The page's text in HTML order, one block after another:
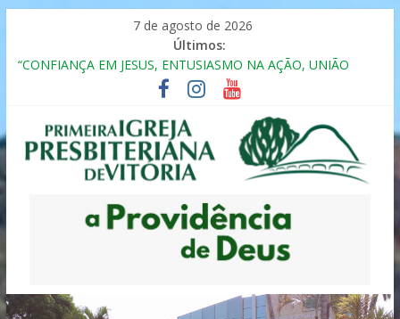
7 de agosto de 2026
Últimos:
“CONFIANÇA EM JESUS, ENTUSIASMO NA AÇÃO, UNIÃO
Seminário da Família 2025
Formação em Inclusão, Ensino e Relacionamento com
Pessoas Atípicas
12º ENCONTRO DE CASAIS
MULHER PRESBITERIANA
Primeira
Presbiteriana